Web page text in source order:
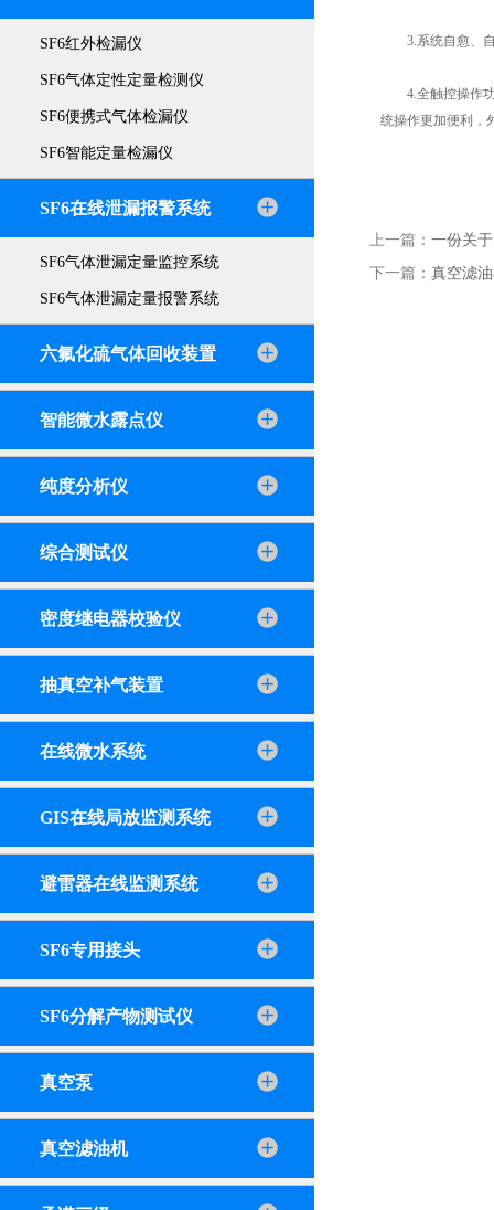
SF6红外检漏仪
SF6气体定性定量检测仪
SF6便携式气体检漏仪
SF6智能定量检漏仪
SF6在线泄漏报警系统
SF6气体泄漏定量监控系统
SF6气体泄漏定量报警系统
六氟化硫气体回收装置
智能微水露点仪
纯度分析仪
综合测试仪
密度继电器校验仪
抽真空补气装置
在线微水系统
GIS在线局放监测系统
避雷器在线监测系统
SF6专用接头
SF6分解产物测试仪
真空泵
真空滤油机
3.系统自愈、自
4.全触控操作功
统操作更加便利，
上一篇： 一份关
下一篇： 真空滤